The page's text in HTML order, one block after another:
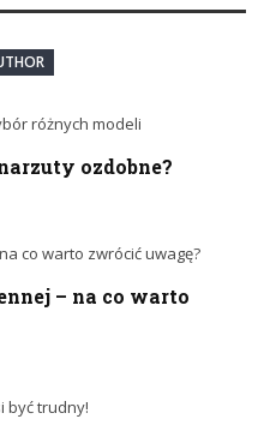
ozdobne?
– na co warto